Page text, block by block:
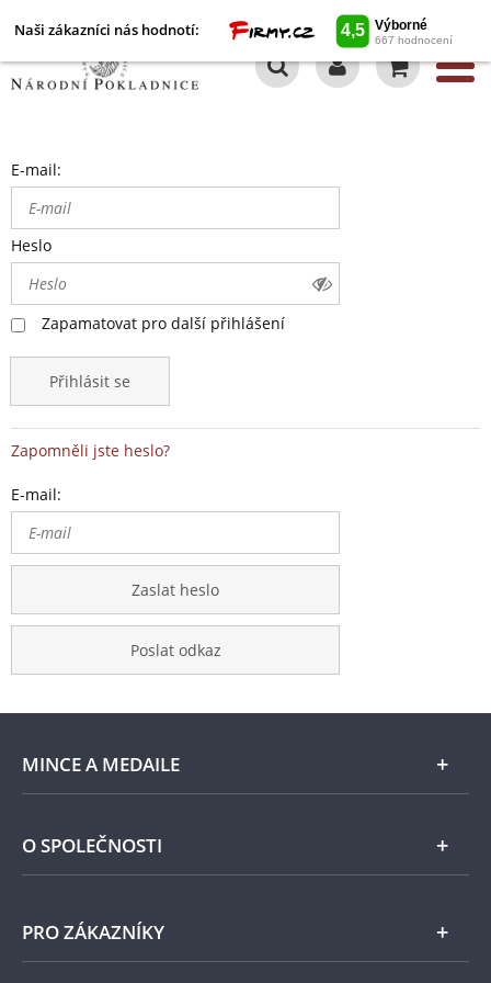
Naši zákazníci nás hodnotí:
E-mail:
Heslo
Zapamatovat pro další přihlášení
Přihlásit se
Zapomněli jste heslo?
E-mail:
Zaslat heslo
Poslat odkaz
MINCE A MEDAILE
E-shop
Stříbro
O SPOLEČNOSTI
Národní Pokladnice
PRO ZÁKAZNÍKY